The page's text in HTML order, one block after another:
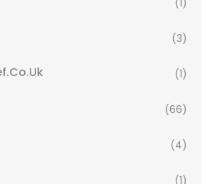
(1)
(3)
(1)
(66)
(4)
(1)